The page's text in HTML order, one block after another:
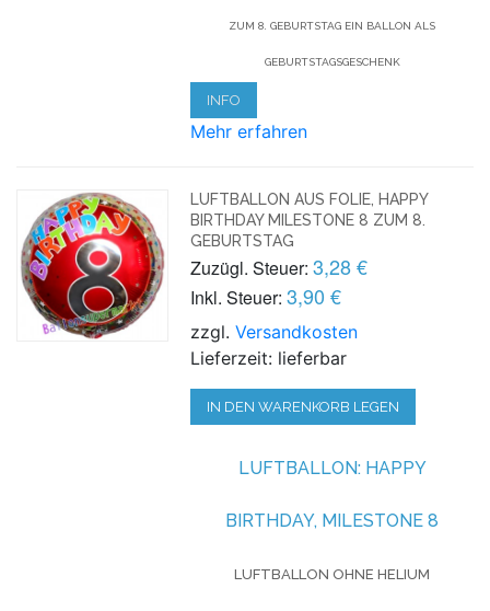
ZUM 8. GEBURTSTAG EIN BALLON ALS
GEBURTSTAGSGESCHENK
INFO
Mehr erfahren
LUFTBALLON AUS FOLIE, HAPPY
BIRTHDAY MILESTONE 8 ZUM 8.
GEBURTSTAG
Zuzügl. Steuer: 3,28 €
Inkl. Steuer: 3,90 €
zzgl.Versandkosten
Lieferzeit: lieferbar
IN DEN WARENKORB LEGEN
LUFTBALLON:HAPPY
BIRTHDAY, MILESTONE 8
LUFTBALLON OHNE HELIUM